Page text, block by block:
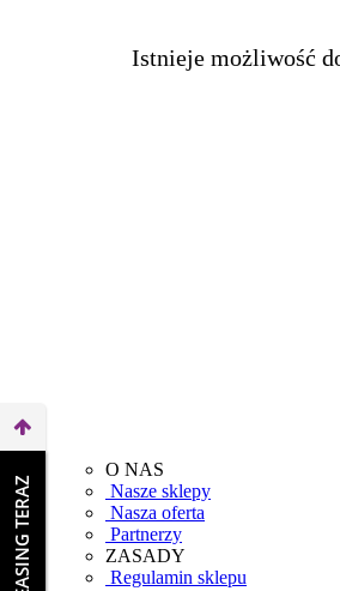
Istnieje możliwość
O NAS
Nasze sklepy
Nasza oferta
Partnerzy
ZASADY
Regulamin sklepu